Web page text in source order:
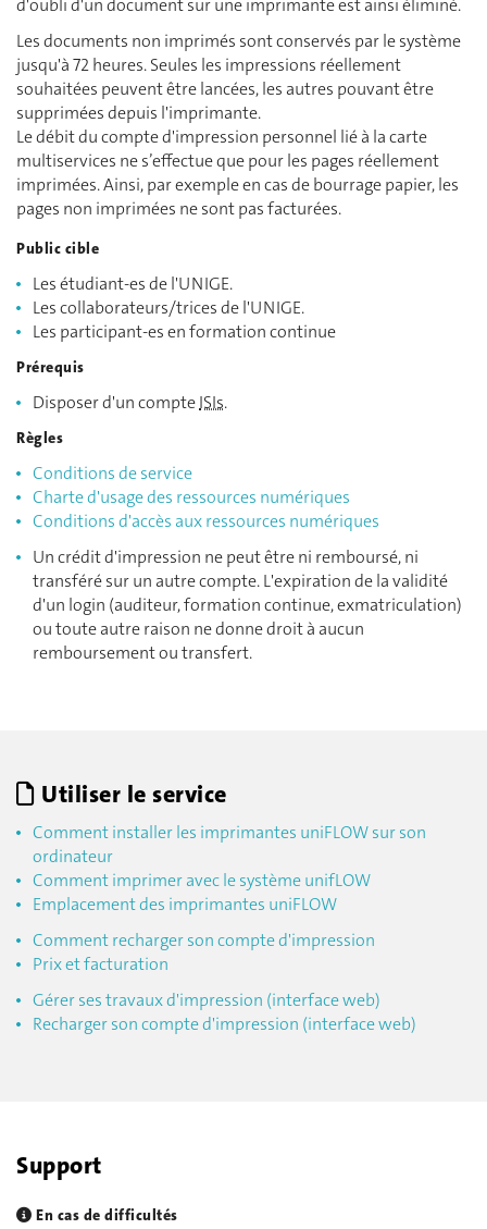
d'oubli d'un document sur une imprimante est ainsi éliminé.
Les documents non imprimés sont conservés par le système
jusqu'à 72 heures. Seules les impressions réellement
souhaitées peuvent être lancées, les autres pouvant être
supprimées depuis l'imprimante.
Le débit du compte d'impression personnel lié à la carte
multiservices ne s’effectue que pour les pages réellement
imprimées. Ainsi, par exemple en cas de bourrage papier, les
pages non imprimées ne sont pas facturées.
Public cible
Les étudiant-es de l'UNIGE.
Les collaborateurs/trices de l'UNIGE.
Les participant-es en formation continue
Prérequis
Disposer d'un compteISIs.
Règles
Conditions de service
Charte d'usage des ressources numériques
Conditions d'accès aux ressources numériques
Un crédit d'impression ne peut être ni remboursé, ni
transféré sur un autre compte. L'expiration de la validité
d'un login (auditeur, formation continue, exmatriculation)
ou toute autre raison ne donne droit à aucun
remboursement ou transfert.
Utiliser le service
Comment installer les imprimantes uniFLOW sur son
ordinateur
Comment imprimer avec le système unifLOW
Emplacement des imprimantes uniFLOW
Comment recharger son compte d'impression
Prix et facturation
Gérer ses travaux d'impression (interface web)
Recharger son compte d'impression (interface web)
Support
En cas de difficultés